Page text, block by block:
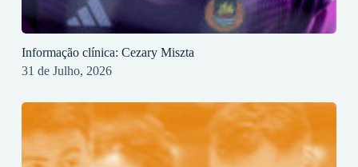
Informação clínica: Cezary Miszta
31 de Julho, 2026